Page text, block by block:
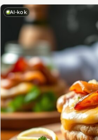
AI-kok